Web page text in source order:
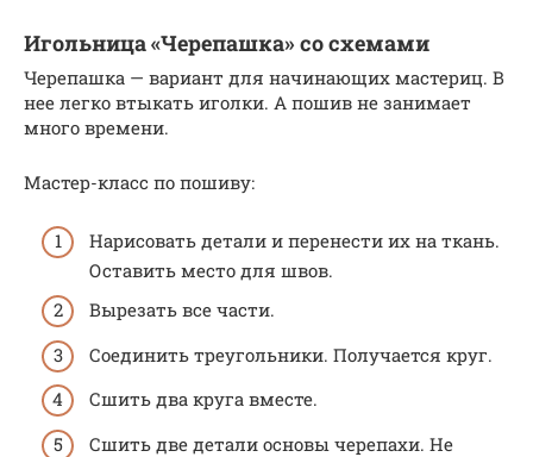
Игольница «Черепашка» со схемами
Черепашка — вариант для начинающих мастериц. В
нее легко втыкать иголки. А пошив не занимает
много времени.
Мастер-класс по пошиву:
Нарисовать детали и перенести их на ткань.
Оставить место для швов.
Вырезать все части.
Соединить треугольники. Получается круг.
Сшить два круга вместе.
Сшить две детали основы черепахи. Не